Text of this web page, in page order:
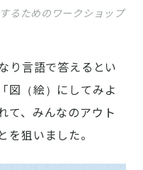
るためのワークショップ
り言語で答えるとい
図（絵）にしてみよ
て、みんなのアウト
を狙いました。